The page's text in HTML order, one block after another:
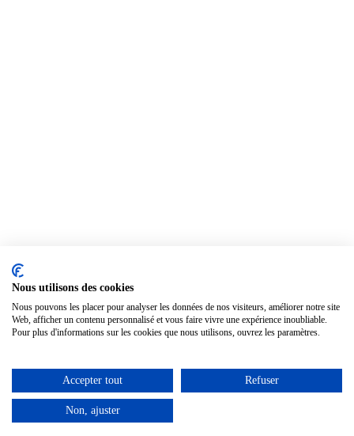
Nous utilisons des cookies
Nous pouvons les placer pour analyser les données de nos visiteurs, améliorer notre site
Web, afficher un contenu personnalisé et vous faire vivre une expérience inoubliable.
Pour plus d'informations sur les cookies que nous utilisons, ouvrez les paramètres.
Accepter tout Refuser
Non, ajuster